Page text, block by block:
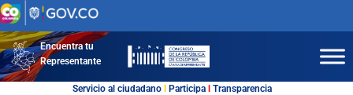
Ir
al
contenidoEncuentra tu
Representante
Servicio al ciudadano l Participal Transparencia